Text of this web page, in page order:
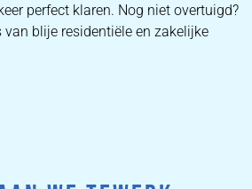
perfect klaren. Nog niet overtuigd?
blije residentiële en zakelijke